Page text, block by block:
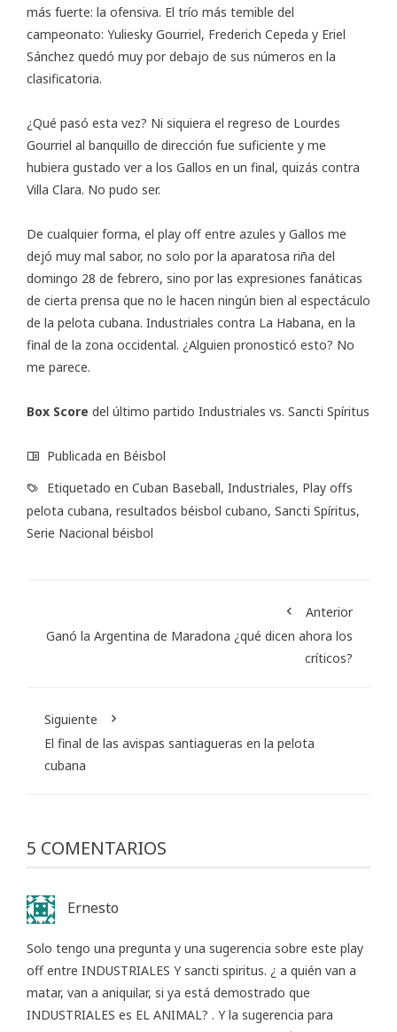
más fuerte: la ofensiva. El trío más temible del
campeonato: Yuliesky Gourriel, Frederich Cepeda y Eriel
Sánchez quedó muy por debajo de sus números en la
clasificatoria.
¿Qué pasó esta vez? Ni siquiera el regreso de Lourdes
Gourriel al banquillo de dirección fue suficiente y me
hubiera gustado ver a los Gallos en un final, quizás contra
Villa Clara. No pudo ser.
De cualquier forma, el play off entre azules y Gallos me
dejó muy mal sabor, no solo por la aparatosa riña del
domingo 28 de febrero, sino por las expresiones fanáticas
de cierta prensa que no le hacen ningún bien al espectáculo
de la pelota cubana. Industriales contra La Habana, en la
final de la zona occidental. ¿Alguien pronosticó esto? No
me parece.
Box Score del último partido Industriales vs. Sancti Spíritus
Publicada en Béisbol
Etiquetado en Cuban Baseball, Industriales, Play offs
pelota cubana, resultados béisbol cubano, Sancti Spíritus,
Serie Nacional béisbol
Anterior
Ganó la Argentina de Maradona ¿qué dicen ahora los
críticos?
Siguiente
El final de las avispas santiagueras en la pelota
cubana
5 COMENTARIOS
Ernesto
Solo tengo una pregunta y una sugerencia sobre este play
off entre INDUSTRIALES Y sancti spiritus. ¿ a quién van a
matar, van a aniquilar, si ya está demostrado que
INDUSTRIALES es EL ANIMAL? . Y la sugerencia para